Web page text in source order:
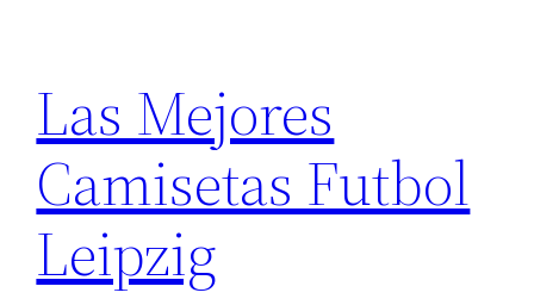
contenido
Las Mejores
Camisetas Futbol
Leipzig